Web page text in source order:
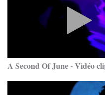
A Second Of June - Vidéo